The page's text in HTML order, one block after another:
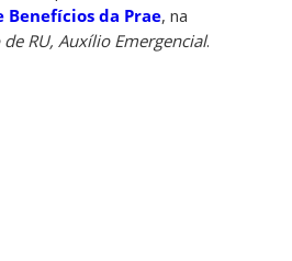
Benefícios da Prae, na
RU, Auxílio Emergencial.